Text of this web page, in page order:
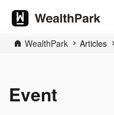
WealthPark Articles
Event